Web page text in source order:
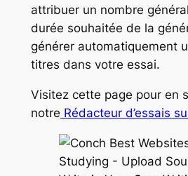
attribuer un nombre
durée souhaitée de la
générer automatiquement
titres dans votre essai.
Visitez cette page pour en
notre Rédacteur d’essais